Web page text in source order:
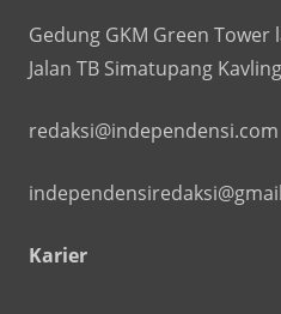
Gedung GKM Green Tower
Jalan TB Simatupang
redaksi@independensi.com
Karier